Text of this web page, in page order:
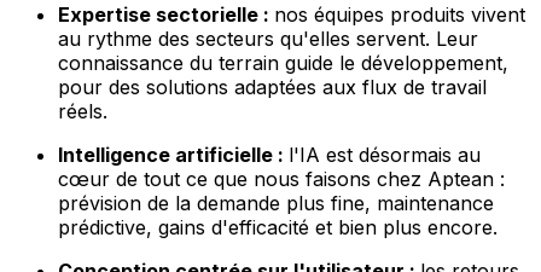
Expertise sectorielle : nos équipes produits vivent
au rythme des secteurs qu'elles servent. Leur
connaissance du terrain guide le développement,
pour des solutions adaptées aux flux de travail
réels.
Intelligence artificielle : l'IA est désormais au
cœur de tout ce que nous faisons chez Aptean :
prévision de la demande plus fine, maintenance
prédictive, gains d'efficacité et bien plus encore.